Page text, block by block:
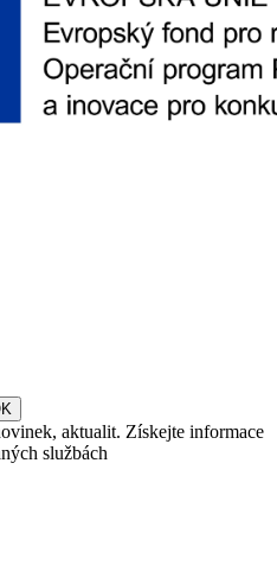
aktualit. Získejte informace
službách